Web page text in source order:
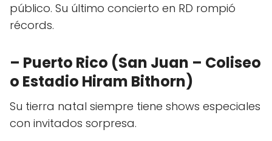
público. Su último concierto en RD rompió
récords.
– Puerto Rico (San Juan – Coliseo
o Estadio Hiram Bithorn)
Su tierra natal siempre tiene shows especiales
con invitados sorpresa.